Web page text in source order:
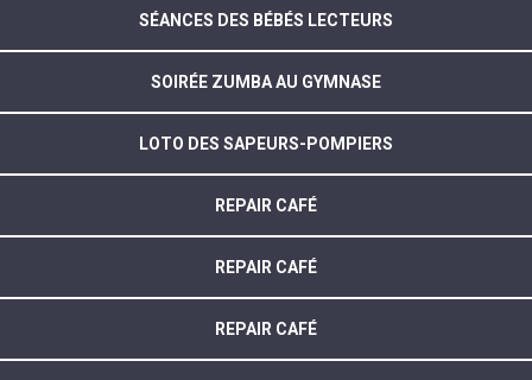
SÉANCES DES BÉBÉS LECTEURS
SOIRÉE ZUMBA AU GYMNASE
LOTO DES SAPEURS-POMPIERS
REPAIR CAFÉ
REPAIR CAFÉ
REPAIR CAFÉ